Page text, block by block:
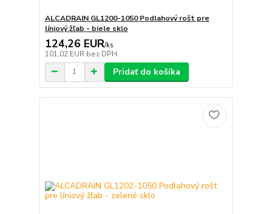
ALCADRAIN GL1200-1050 Podlahový rošt pre
líniový žľab - biele sklo
124,26 EUR/ks
101,02 EUR bez DPH
Pridať do košíka